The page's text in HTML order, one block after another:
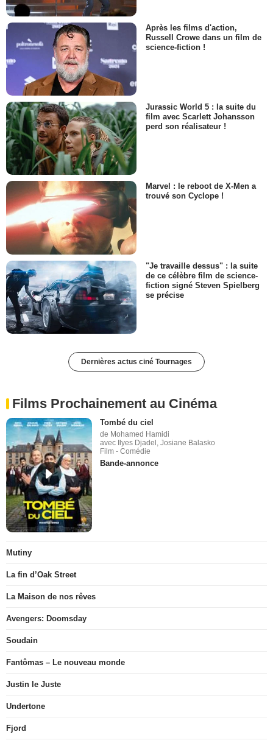
Après les films d'action,
Russell Crowe dans un film de
science-fiction !
Jurassic World 5 : la suite du
film avec Scarlett Johansson
perd son réalisateur !
Marvel : le reboot de X-Men a
trouvé son Cyclope !
"Je travaille dessus" : la suite
de ce célèbre film de science-
fiction signé Steven Spielberg
se précise
Dernières actus ciné Tournages
Films Prochainement au Cinéma
Tombé du ciel
de Mohamed Hamidi
avec Ilyes Djadel, Josiane Balasko
Film - Comédie
Bande-annonce
Mutiny
La fin d’Oak Street
La Maison de nos rêves
Avengers: Doomsday
Soudain
Fantômas – Le nouveau monde
Justin le Juste
Undertone
Fjord